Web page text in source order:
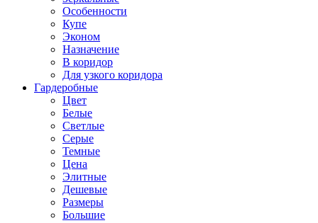
Особенности
Купе
Эконом
Назначение
В коридор
Для узкого коридора
Гардеробные
Цвет
Белые
Светлые
Серые
Темные
Цена
Элитные
Дешевые
Размеры
Большие